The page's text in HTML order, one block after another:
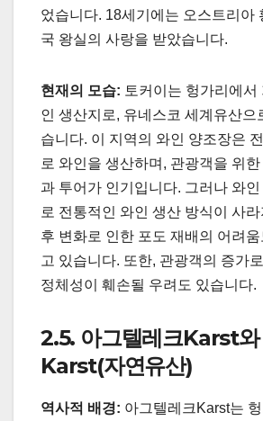
었습니다. 18세기에는 오스트리아
국 왕실의 사랑을 받았습니다.
현재의 모습: 토커이는 헝가리에서
인 생산지로, 유네스코 세계유산으
습니다. 이 지역의 와인 양조장은
로 와인을 생산하며, 관광객을 위
과 투어가 인기입니다. 그러나 와
로 전통적인 와인 생산 방식이 사라
후 변화로 인한 포도 재배의 어려
고 있습니다. 또한, 관광객의 증가
정체성이 훼손될 우려도 있습니다.
2.5. 아그텔레크Karst
Karst(자연유산)
역사적 배경: 아그텔레크Karst는